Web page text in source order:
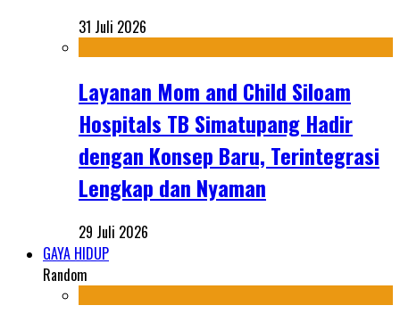
31 Juli 2026
Layanan Mom and Child Siloam
Hospitals TB Simatupang Hadir
dengan Konsep Baru, Terintegrasi
Lengkap dan Nyaman
29 Juli 2026
GAYA HIDUP
Random